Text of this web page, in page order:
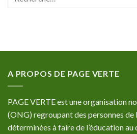
A PROPOS DE PAGE VERTE
PAGE VERTE est une organisation
(ONG) regroupant des personnes
déterminées à faire de l’éducation